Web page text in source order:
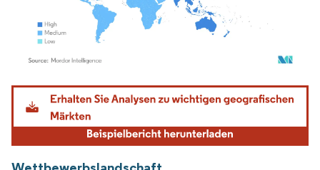
Bild © Mordor Intelligence. Wiederverwendung erfordert Namensnennung gemäß